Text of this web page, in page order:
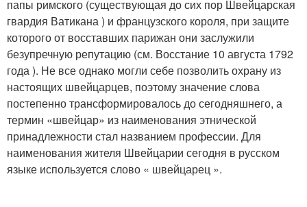
папы римского (существующая до сих пор Швейцарская
гвардия Ватикана ) и французского короля, при защите
которого от восставших парижан они заслужили
безупречную репутацию (см. Восстание 10 августа 1792
года ). Не все однако могли себе позволить охрану из
настоящих швейцарцев, поэтому значение слова
постепенно трансформировалось до сегодняшнего, а
термин «швейцар» из наименования этнической
принадлежности стал названием профессии. Для
наименования жителя Швейцарии сегодня в русском
языке используется слово « швейцарец ».